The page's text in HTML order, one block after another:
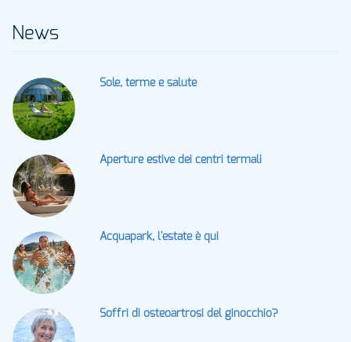
News
Sole, terme e salute
Aperture estive dei centri termali
Acquapark, l'estate è qui
Soffri di osteoartrosi del ginocchio?